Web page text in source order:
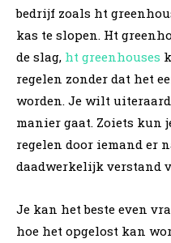
bedrijf zoals ht
kas te slopen. Ht
de slag, ht greenhouses
regelen zonder dat het
worden. Je wilt
manier gaat. Zoiets kun
regelen door iemand er
daadwerkelijk verstand
Je kan het beste even
hoe het opgelost kan